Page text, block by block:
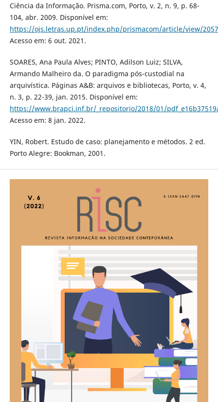
Ciência da Informação. Prisma.com, Porto, v. 2, n. 9, p. 68-
104, abr. 2009. Disponível em:
https://ojs.letras.up.pt/index.php/prismacom/article/view/
Acesso em: 6 out. 2021.
SOARES, Ana Paula Alves; PINTO, Adilson Luiz; SILVA,
Armando Malheiro da. O paradigma pós-custodial na
arquivística. Páginas A&B: arquivos e bibliotecas, Porto, v. 4,
n. 3, p. 22-39, jan. 2015. Disponível em:
https://www.brapci.inf.br/_repositorio/2018/01/
Acesso em: 8 jan. 2022.
YIN, Robert. Estudo de caso: planejamento e métodos. 2 ed.
Porto Alegre: Bookman, 2001.